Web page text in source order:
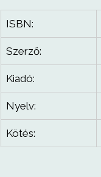
ISBN:
Szerző:
Kiadó:
Nyelv:
Kötés: